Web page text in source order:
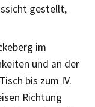
gestellt,
im
und an der
bis zum IV.
Richtung